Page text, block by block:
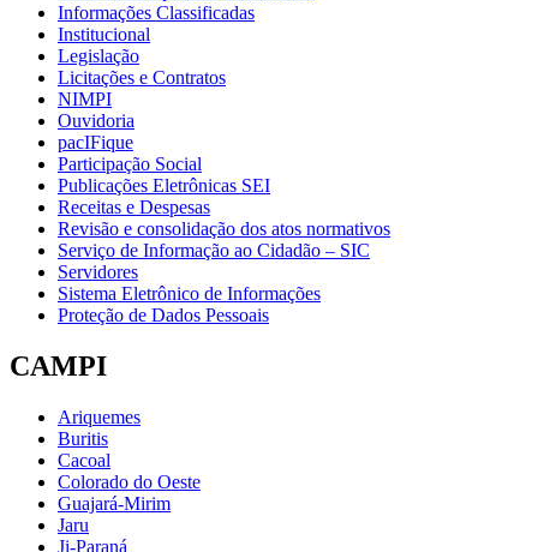
Informações Classificadas
Institucional
Legislação
Licitações e Contratos
NIMPI
Ouvidoria
pacIFique
Participação Social
Publicações Eletrônicas SEI
Receitas e Despesas
Revisão e consolidação dos atos normativos
Serviço de Informação ao Cidadão – SIC
Servidores
Sistema Eletrônico de Informações
Proteção de Dados Pessoais
CAMPI
Ariquemes
Buritis
Cacoal
Colorado do Oeste
Guajará-Mirim
Jaru
Ji-Paraná